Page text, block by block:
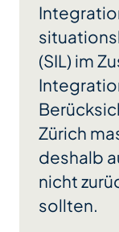
(SIL) im
Zürich
deshalb
nicht
sollten.